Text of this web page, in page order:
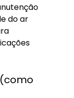
do ar